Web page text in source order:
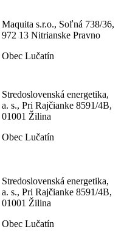
Maquita s.r.o., Soľná 738/36,
972 13 Nitrianske Pravno
Obec Lučatín
Stredoslovenská energetika,
a. s., Pri Rajčianke 8591/4B,
01001 Žilina
Obec Lučatín
Stredoslovenská energetika,
a. s., Pri Rajčianke 8591/4B,
01001 Žilina
Obec Lučatín